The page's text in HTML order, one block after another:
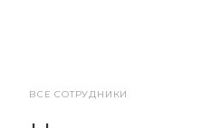
ВСЕ СОТРУДНИКИ